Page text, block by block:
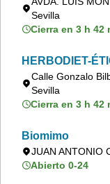
Sevilla
Cierra en 3 h 42
HERBODIET-
Calle Gonzalo
Sevilla
Cierra en 3 h 42
Biomimo
JUAN ANTONIO
Abierto 0-24